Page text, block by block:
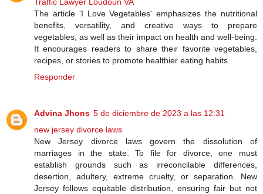
The article 'I Love Vegetables' emphasizes the nutritional
benefits, versatility, and creative ways to prepare
vegetables, as well as their impact on health and well-being.
It encourages readers to share their favorite vegetables,
recipes, or stories to promote healthier eating habits.
Responder
Advina Jhons 5 de diciembre de 2023 a las 12:31
new jersey divorce laws
New Jersey divorce laws govern the dissolution of
marriages in the state. To file for divorce, one must
establish grounds such as irreconcilable differences,
desertion, adultery, extreme cruelty, or separation. New
Jersey follows equitable distribution, ensuring fair but not